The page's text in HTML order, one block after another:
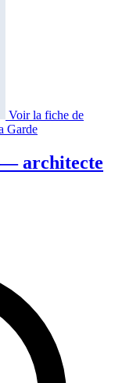
Voir la fiche de
Garde
architecte